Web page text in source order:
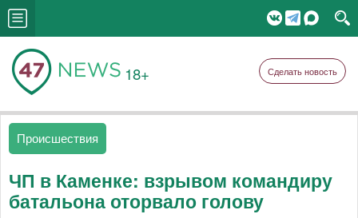
18+ Сделать новость
Происшествия
ЧП в Каменке: взрывом командиру
батальона оторвало голову